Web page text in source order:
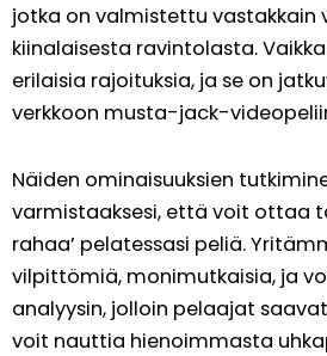
jotka on valmistettu vastakkain
kiinalaisesta ravintolasta.
erilaisia ​​rajoituksia, ja se on
verkkoon musta-jack-
Näiden ominaisuuksien
varmistaaksesi, että voit ottaa
rahaa’ pelatessasi peliä.
vilpittömiä, monimutkaisia, ja
analyysin, jolloin pelaajat
voit nauttia hienoimmasta